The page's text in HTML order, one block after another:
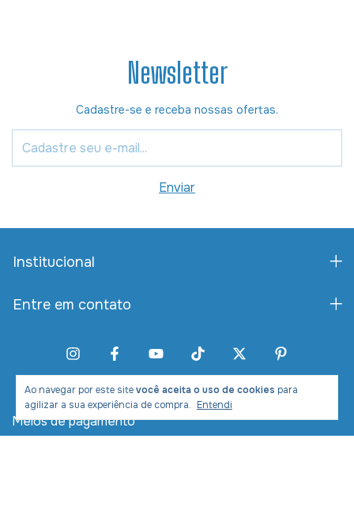
Ao navegar por este sitevocê aceita o uso de cookies para
agilizar a sua experiência de compra. Entendi
Newsletter
Cadastre-se e receba nossas ofertas.
Institucional
Entre em contato
Meios de pagamento